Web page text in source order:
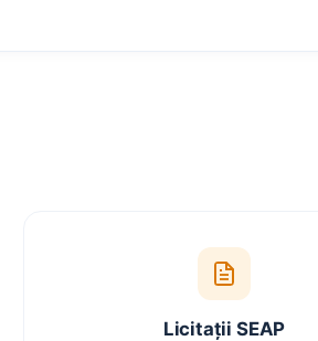
Licitații SEAP